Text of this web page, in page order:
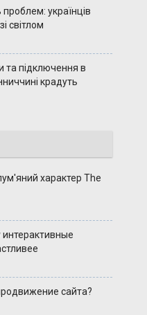
українців
світлом
та підключення в
крадуть
характер The
сайта?